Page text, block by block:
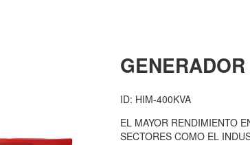
ID: HIM-400KVA
EL MAYOR RENDIMIENTO
SECTORES COMO EL